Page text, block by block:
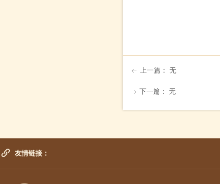
ꂃ 上一篇： 无
ꁹ 下一篇： 无
友情链接：